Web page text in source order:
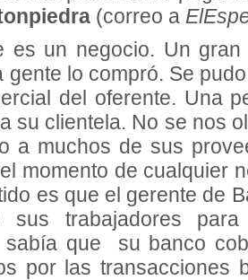
(correo a
es un negocio. Un
gente lo compró. Se
del oferente. Una
su clientela. No se nos
a muchos de sus
momento de cualquier
es que el gerente de
sus trabajadores
sabía que su banco
por las transacciones